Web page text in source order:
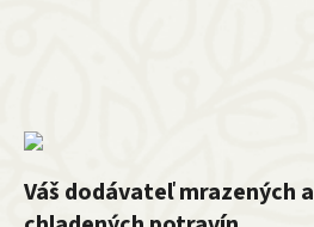
Váš dodávateľ mrazených a